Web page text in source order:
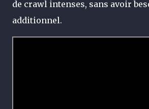
de crawl intenses, sans avoir
additionnel.